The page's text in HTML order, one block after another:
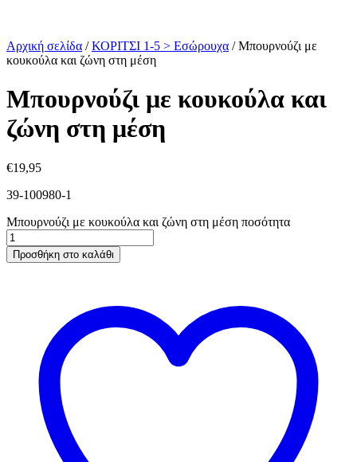
Αρχική σελίδα / ΚΟΡΙΤΣΙ 1-5 > Εσώρουχα /Μπουρνούζι με
κουκούλα και ζώνη στη μέση
Μπουρνούζι με κουκούλα και
ζώνη στη μέση
€19,95
39-100980-1
Μπουρνούζι με κουκούλα και ζώνη στη μέση ποσότητα
Προσθήκη στο καλάθι